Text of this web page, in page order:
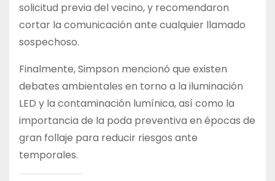
solicitud previa del vecino, y recomendaron
cortar la comunicación ante cualquier llamado
sospechoso.
Finalmente, Simpson mencionó que existen
debates ambientales en torno a la iluminación
LED y la contaminación lumínica, así como la
importancia de la poda preventiva en épocas de
gran follaje para reducir riesgos ante
temporales.